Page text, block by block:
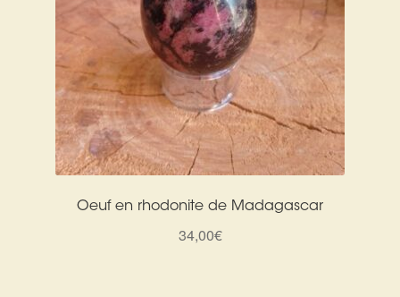
Oeuf en rhodonite de Madagascar
34,00€